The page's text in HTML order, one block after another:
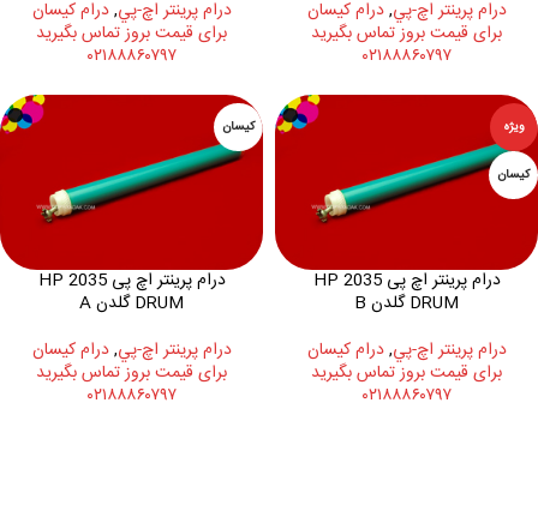
درام پرينتر اچ-پي,درام کیسان
برای قیمت بروز تماس بگیرید
۰۲۱۸۸۸۶۰۷۹۷
درام پرينتر اچ-پي,درام کیسان
برای قیمت بروز تماس بگیرید
۰۲۱۸۸۸۶۰۷۹۷
ویژه
کیسان
درام پرینتر اچ پی 2035 HP
DRUM گلدن B
درام پرينتر اچ-پي,درام کیسان
برای قیمت بروز تماس بگیرید
۰۲۱۸۸۸۶۰۷۹۷
کیسان
درام پرینتر اچ پی 2035 HP
DRUM گلدن A
درام پرينتر اچ-پي,درام کیسان
برای قیمت بروز تماس بگیرید
۰۲۱۸۸۸۶۰۷۹۷